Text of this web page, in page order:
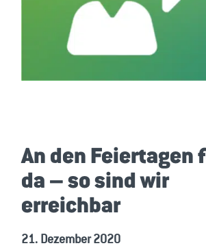
An den Feiertagen
da – so sind wir
erreichbar
21. Dezember 2020